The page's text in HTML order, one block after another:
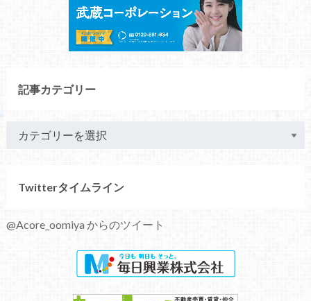
記事カテゴリー
Twitterタイムライン
@Acore_oomiya からのツイート